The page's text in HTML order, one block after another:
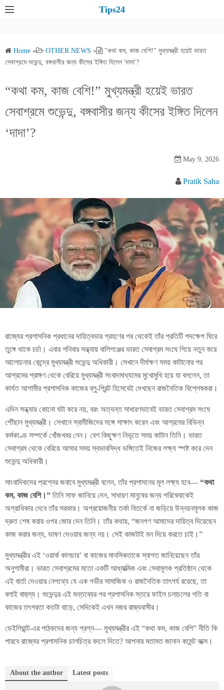
Tips24
Home » OTHER NEWS »
"কথা কম, কাজ বেশি!" মুখ্যমন্ত্রী হয়েই ভারত
সেবাশ্রমে শুভেন্দু, বঙ্গবাসীর জন্য কীসের ইঙ্গিত দিলেন 'দাদা'?
“কথা কম, কাজ বেশি!” মুখ্যমন্ত্রী হয়েই ভারত
সেবাশ্রমে শুভেন্দু, বঙ্গবাসীর জন্য কীসের ইঙ্গিত দিলেন
‘দাদা’?
May 9, 2026
Pratik Saha
রাজ্যের প্রশাসনিক প্রধানের দায়িত্বভার গ্রহণের পর থেকেই তাঁর প্রতিটি পদক্ষেপ ঘিরে
তুঙ্গে থাকে চর্চা। এবার শনিবার সন্ধ্যায় বালিগঞ্জের ভারত সেবাশ্রম সংঘে গিয়ে নতুন করে
আলোচনার কেন্দ্রে মুখ্যমন্ত্রী শুভেন্দু অধিকারী। সেখানে দীর্ঘক্ষণ সময় কাটানোর পর
আশ্রমের প্রাঙ্গণ থেকে বেরিয়ে মুখ্যমন্ত্রী সংবাদমাধ্যমের মুখোমুখি হয়ে যা বললেন, তা
কার্যত আগামীর প্রশাসনিক কাজের ব্লু-প্রিন্ট হিসেবেই দেখছেন রাজনৈতিক বিশ্লেষকরা।
এদিন সন্ধ্যায় কোনো ঘটা করে নয়, বরং অত্যন্ত সাধারণভাবেই ভারত সেবাশ্রম সংঘে
পৌঁছান মুখ্যমন্ত্রী। সেখানে স্বামীজিদের সঙ্গে সাক্ষাৎ করেন এবং আশ্রমের বিভিন্ন
কর্মকাণ্ড সম্পর্কে খোঁজখবর নেন। বেশ কিছুক্ষণ নিভৃতে সময় কাটান তিনি। ভারত
সেবাশ্রম থেকে বেরিয়ে আসার সময় স্বভাবসিদ্ধ ভঙ্গিতেই নিজের লক্ষ্য স্পষ্ট করে দেন
শুভেন্দু অধিকারী।
সাংবাদিকদের প্রশ্নের জবাবে মুখ্যমন্ত্রী বলেন, তাঁর প্রশাসনের মূল লক্ষ্য হবে— “কথা
কম, কাজ বেশি।” তিনি সাফ জানিয়ে দেন, সাধারণ মানুষের জন্য পরিষেবাকেই
অগ্রাধিকার দেবে তাঁর সরকার। অপ্রয়োজনীয় তর্কা বিতর্কে না জড়িয়ে উন্নয়নমূলক কাজ
দ্রুত শেষ করার ওপর জোর দেন তিনি। তাঁর কথায়, “জনগণ আমাদের দায়িত্ব দিয়েছেন
কাজ করার জন্য, ভাষণ দেওয়ার জন্য নয়। সেই কাজটাই মন দিয়ে করতে চাই।”
মুখ্যমন্ত্রীর এই ‘ওয়ার্ক কালচার’ বা কাজের মানসিকতাকে স্বাগত জানিয়েছেন তাঁর
অনুগামীরা। ভারত সেবাশ্রমের মতো একটি আধ্যাত্মিক এবং সেবামূলক প্রতিষ্ঠান থেকে
এই বার্তা দেওয়ার নেপথ্যে যে এক গভীর সামাজিক ও রাজনৈতিক তাৎপর্য রয়েছে, তা
বলাই বাহুল্য। শুভেন্দুর এই মন্তব্যের পর প্রশাসনিক স্তরে ফাইল চলাচলের গতি বা
কাজের তৎপরতা কতটা বাড়ে, সেদিকেই এখন নজর রাজ্যবাসীর।
ডেইলিয়ান্ট-এর পাঠকদের জন্য প্রশ্ন— মুখ্যমন্ত্রীর এই “কথা কম, কাজ বেশি” নীতি কি
পারবে রাজ্যের প্রশাসনিক চালচিত্র বদলে দিতে? আপনার মতামত জানান কমেন্ট বক্সে।
About the author Latest posts